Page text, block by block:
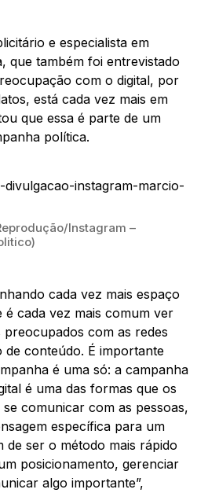
e especialista em
que também foi entrevistado
com o digital, por
está cada vez mais em
que essa é parte de um
política.
Instagram –
cada vez mais espaço
é cada vez mais comum ver
com as redes
de conteúdo. É importante
é uma só: a campanha
é uma das formas que os
comunicar com as pessoas,
específica para um
de ser o método mais rápido
posicionamento, gerenciar
algo importante”,